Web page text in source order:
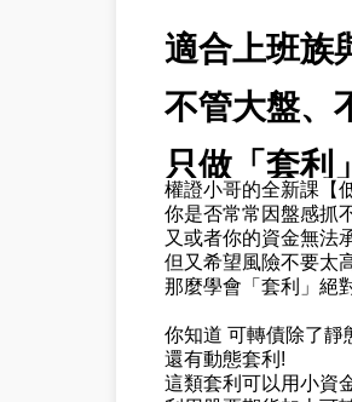
適合上班族
不管大盤、
只做「套利」
權證小哥的全新課【
你是否常常因盤感抓
又或者你的資金無法
但又希望風險不要太
那麼學會「套利」絕
你知道 可轉債除了靜
還有動態套利!
這類套利可以用小資